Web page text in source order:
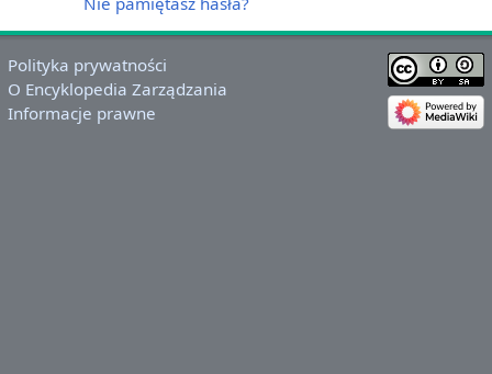
Polityka prywatności
O Encyklopedia Zarządzania
Informacje prawne